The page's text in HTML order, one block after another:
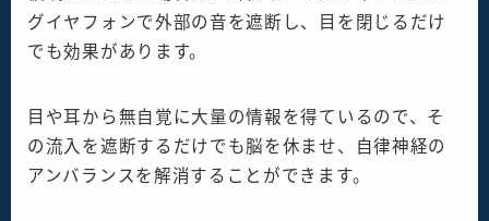
グイヤフォンで外部の音を遮断し、目を閉じるだけ
でも効果があります。
目や耳から無自覚に大量の情報を得ているので、そ
の流入を遮断するだけでも脳を休ませ、自律神経の
アンバランスを解消することができます。